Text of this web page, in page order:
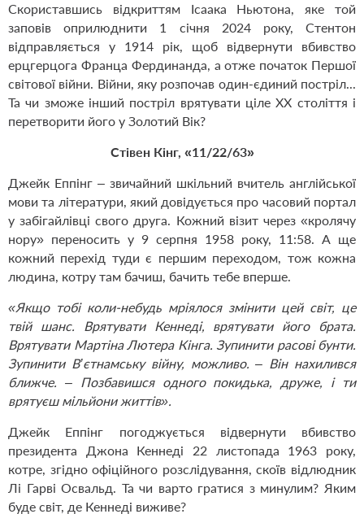
Скориставшись відкриттям Ісаака Ньютона, яке той
заповів оприлюднити 1 січня 2024 року, Стентон
відправляється у 1914 рік, щоб відвернути вбивство
ерцгерцога Франца Фердинанда, а отже початок Першої
світової війни. Війни, яку розпочав один-єдиний постріл...
Та чи зможе інший постріл врятувати ціле ХХ століття і
перетворити його у Золотий Вік?
Стівен Кінг, «11/22/63»
Джейк Еппінг – звичайний шкільний вчитель англійської
мови та літератури, який довідується про часовий портал
у забігайлівці свого друга. Кожний візит через «кролячу
нору» переносить у 9 серпня 1958 року, 11:58. А ще
кожний перехід туди є першим переходом, тож кожна
людина, котру там бачиш, бачить тебе вперше.
«Якщо тобі коли-небудь мріялося змінити цей світ, це
твій шанс. Врятувати Кеннеді, врятувати його брата.
Врятувати Мартіна Лютера Кінга. Зупинити расові бунти.
Зупинити В’єтнамську війну, можливо. – Він нахилився
ближче. – Позбавишся одного покидька, друже, і ти
врятуєш мільйони життів».
Джейк Еппінг погоджується відвернути вбивство
президента Джона Кеннеді 22 листопада 1963 року,
котре, згідно офіційного розслідування, скоїв відлюдник
Лі Гарві Освальд. Та чи варто гратися з минулим? Яким
буде світ, де Кеннеді виживе?